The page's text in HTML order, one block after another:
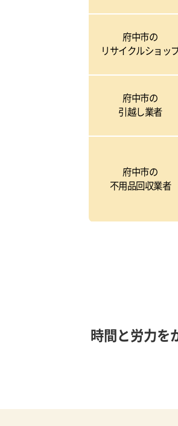
府中市の
リサイクルショッ
府中市の
引越し業者
府中市の
不用品回収業者
時間と労力を